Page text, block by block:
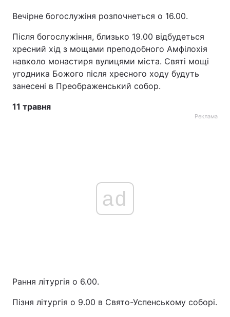
Вечірне богослужіня розпочнеться о 16.00.
Після богослужіння, близько 19.00 відбудеться
хресний хід з мощами преподобного Амфілохія
навколо монастиря вулицями міста. Святі мощі
угодника Божого після хресного ходу будуть
занесені в Преображенський собор.
11 травня
Реклама
ad
Рання літургія о 6.00.
Пізня літургія о 9.00 в Свято-Успенському соборі.